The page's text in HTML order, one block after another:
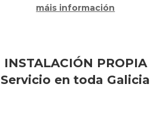
máis información
INSTALACIÓN PROPIA
Servicio en toda Galicia